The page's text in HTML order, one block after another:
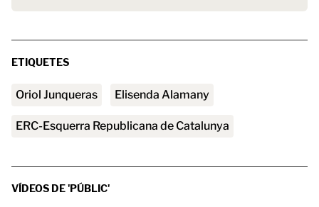
ETIQUETES
Oriol Junqueras Elisenda Alamany
ERC-Esquerra Republicana de Catalunya
VÍDEOS DE 'PÚBLIC'